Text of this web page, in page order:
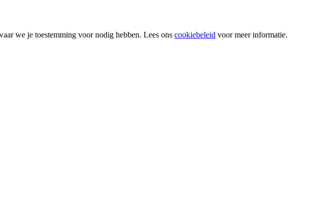
we je toestemming voor nodig hebben. Lees ons cookiebeleid voor meer informatie.